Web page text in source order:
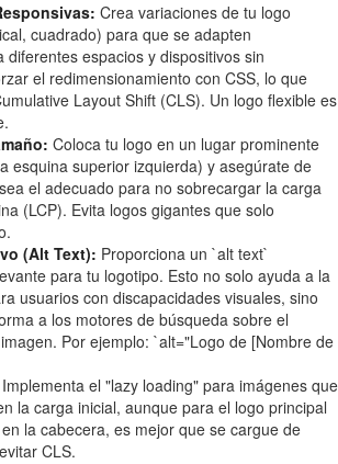
Crea variaciones de tu logo
cuadrado) para que se adapten
diferentes espacios y dispositivos sin
el redimensionamiento con CSS, lo que
Layout Shift (CLS). Un logo flexible es
Coloca tu logo en un lugar prominente
esquina superior izquierda) y asegúrate de
el adecuado para no sobrecargar la carga
(LCP). Evita logos gigantes que solo
(Alt Text): Proporciona un `alt text`
para tu logotipo. Esto no solo ayuda a la
usuarios con discapacidades visuales, sino
a los motores de búsqueda sobre el
Por ejemplo: `alt="Logo de [Nombre de
Implementa el "lazy loading" para imágenes que
la carga inicial, aunque para el logo principal
la cabecera, es mejor que se cargue de
CLS.